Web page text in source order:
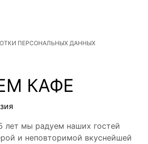
ПЕРСОНАЛЬНЫХ ДАННЫХ
КАФЕ
лет мы радуем наших гостей
и неповторимой вкуснейшей